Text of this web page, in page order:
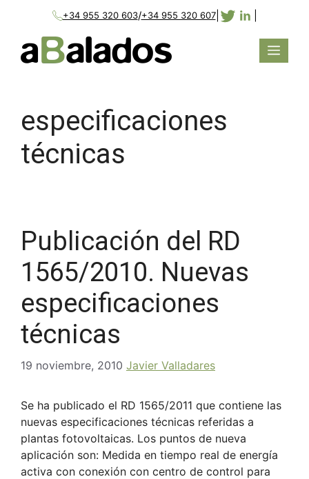
+34 955 320 603/+34 955 320 607|
especificaciones
técnicas
Publicación del RD
1565/2010. Nuevas
especificaciones
técnicas
19 noviembre, 2010 Javier Valladares
Se ha publicado el RD 1565/2011 que contiene las
nuevas especificaciones técnicas referidas a
plantas fotovoltaicas. Los puntos de nueva
aplicación son: Medida en tiempo real de energía
activa con conexión con centro de control para